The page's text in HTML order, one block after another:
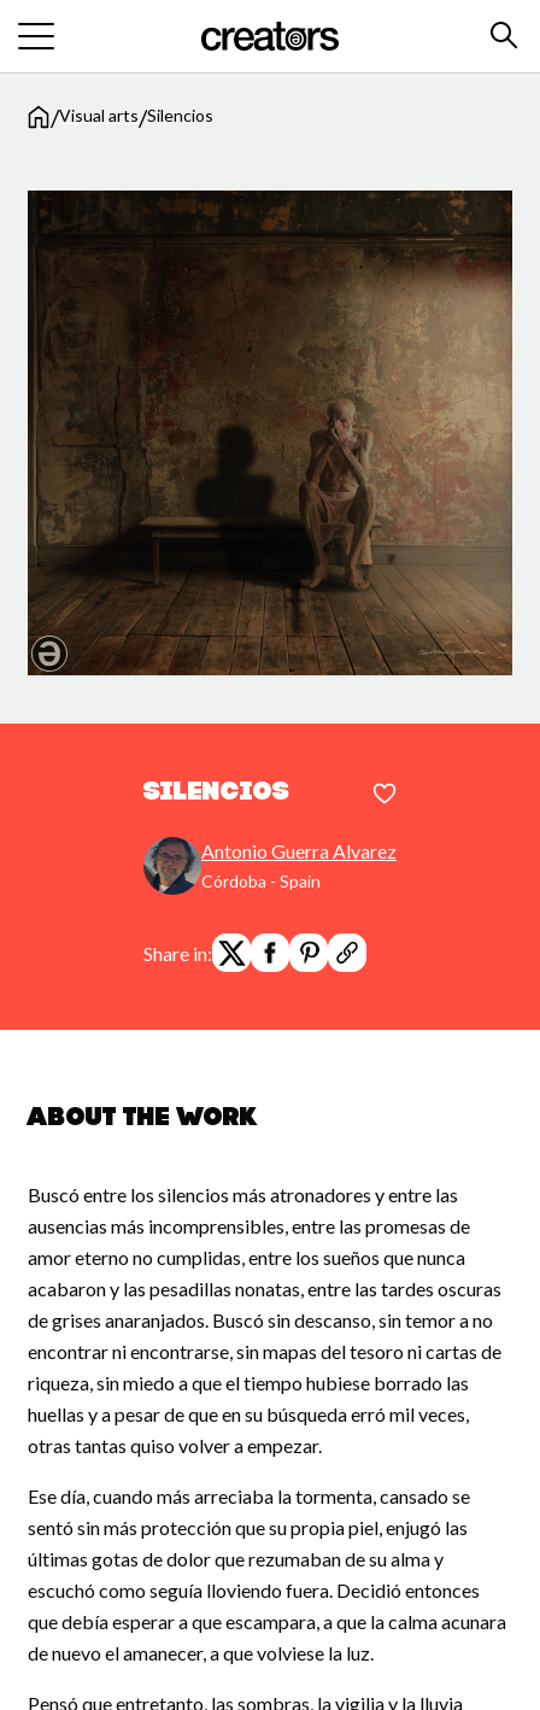
/Visual arts/Silencios
Silencios
Antonio Guerra Alvarez
Córdoba - Spain
Share in:
About the work
Buscó entre los silencios más atronadores y entre las
ausencias más incomprensibles, entre las promesas de
amor eterno no cumplidas, entre los sueños que nunca
acabaron y las pesadillas nonatas, entre las tardes oscuras
de grises anaranjados. Buscó sin descanso, sin temor a no
encontrar ni encontrarse, sin mapas del tesoro ni cartas de
riqueza, sin miedo a que el tiempo hubiese borrado las
huellas y a pesar de que en su búsqueda erró mil veces,
otras tantas quiso volver a empezar.
Ese día, cuando más arreciaba la tormenta, cansado se
sentó sin más protección que su propia piel, enjugó las
últimas gotas de dolor que rezumaban de su alma y
escuchó como seguía lloviendo fuera. Decidió entonces
que debía esperar a que escampara, a que la calma acunara
de nuevo el amanecer, a que volviese la luz.
Pensó que entretanto, las sombras, la vigilia y la lluvia